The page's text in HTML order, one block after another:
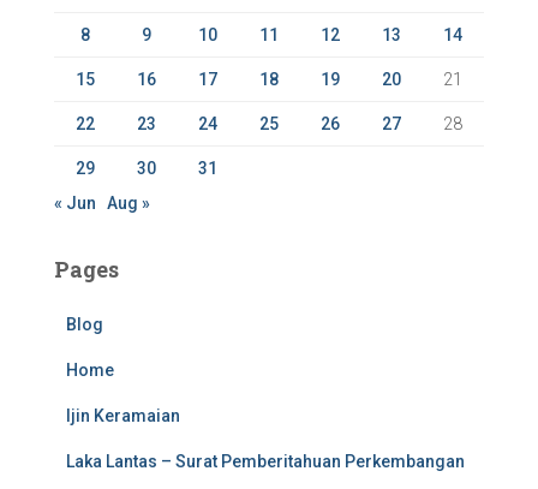
8
9 10 11 12 13 14
15 16 17 18 19 20 21
22 23 24 25 26 27 28
29 30
31
« Jun
Aug »
Pages
Blog
Home
Ijin Keramaian
Laka Lantas – Surat Pemberitahuan Perkembangan